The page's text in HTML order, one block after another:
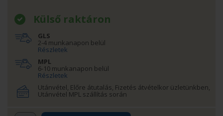
Külső raktáron
GLS
2-4 munkanapon belül
Részletek
MPL
6-10 munkanapon belül
Részletek
Utánvétel, Előre átutalás, Fizetés átvételkor üzletünkben,
Utánvétel MPL szállítás során